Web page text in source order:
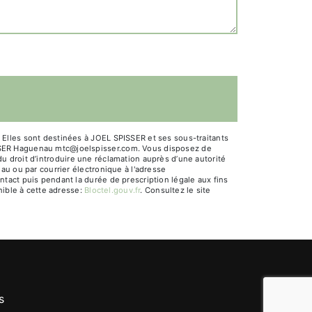
sont destinées à JOEL SPISSER et ses sous-traitants
Haguenau mtc@joelspisser.com. Vous disposez de
droit d’introduire une réclamation auprès d’une autorité
ou par courrier électronique à l'adresse
puis pendant la durée de prescription légale aux fins
à cette adresse:
Bloctel.gouv.fr. Consultez le site